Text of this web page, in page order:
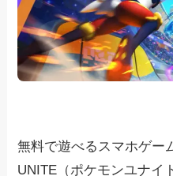
無料で遊べるスマホゲー
UNITE（ポケモンユナイ